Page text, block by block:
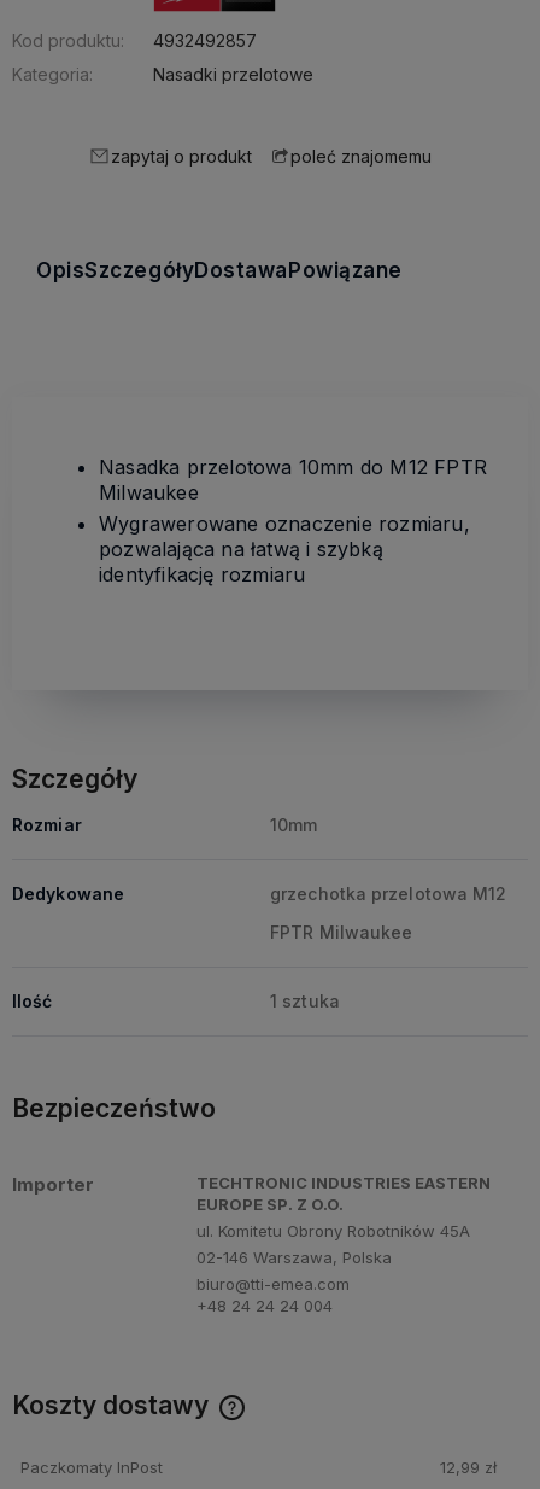
Kod produktu:
4932492857
Kategoria:
Nasadki przelotowe
zapytaj o produkt poleć znajomemu
OpisSzczegółyDostawaPowiązane
Nasadka przelotowa 10mm do M12 FPTR
Milwaukee
Wygrawerowane oznaczenie rozmiaru,
pozwalająca na łatwą i szybką
identyfikację rozmiaru
Szczegóły
Rozmiar 10mm
Dedykowane
grzechotka przelotowa M12
FPTR Milwaukee
Ilość 1 sztuka
Bezpieczeństwo
Importer
TECHTRONIC INDUSTRIES EASTERN
EUROPE SP. Z O.O.
ul. Komitetu Obrony Robotników 45A
02-146 Warszawa, Polska
biuro@tti-emea.com
+48 24 24 24 004
Koszty dostawy
Paczkomaty InPost 12,99 zł